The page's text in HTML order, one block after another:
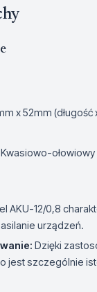
x 52mm
Kwasiowo-ołowiowy
AKU-12/0,8
urządzeń.
Dzięki
jest szczególnie